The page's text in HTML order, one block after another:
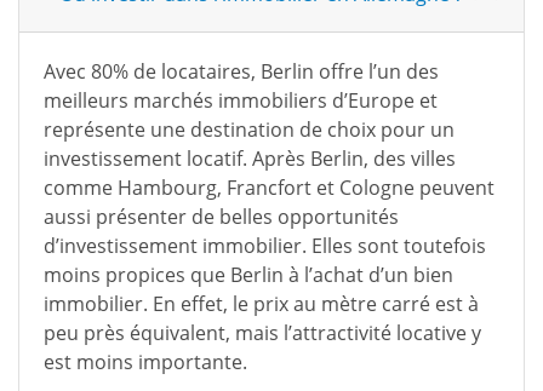
Avec 80% de locataires, Berlin offre l’un des
meilleurs marchés immobiliers d’Europe et
représente une destination de choix pour un
investissement locatif. Après Berlin, des villes
comme Hambourg, Francfort et Cologne peuvent
aussi présenter de belles opportunités
d’investissement immobilier. Elles sont toutefois
moins propices que Berlin à l’achat d’un bien
immobilier. En effet, le prix au mètre carré est à
peu près équivalent, mais l’attractivité locative y
est moins importante.